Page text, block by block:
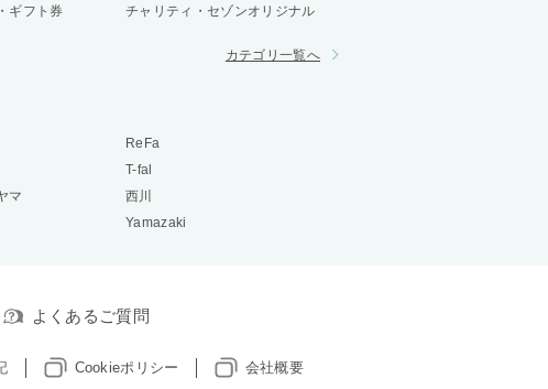
ギフト券 チャリティ・セゾンオリジナル
カテゴリ一覧へ
ReFa
T-fal
マ
西川
Yamazaki
よくあるご質問
Cookieポリシー 会社概要